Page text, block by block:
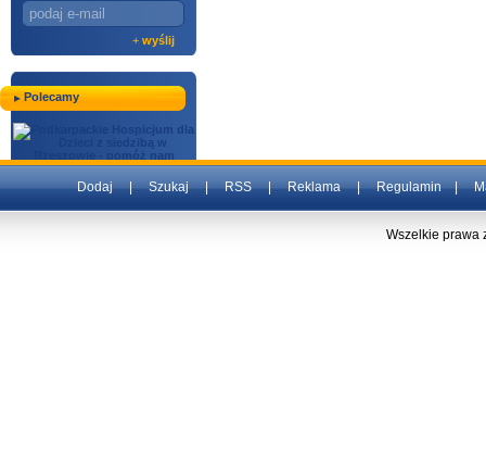
+ wyślij
Polecamy
Dodaj|Szukaj|RSS|Reklama|Regulamin|
Wszelkie prawa